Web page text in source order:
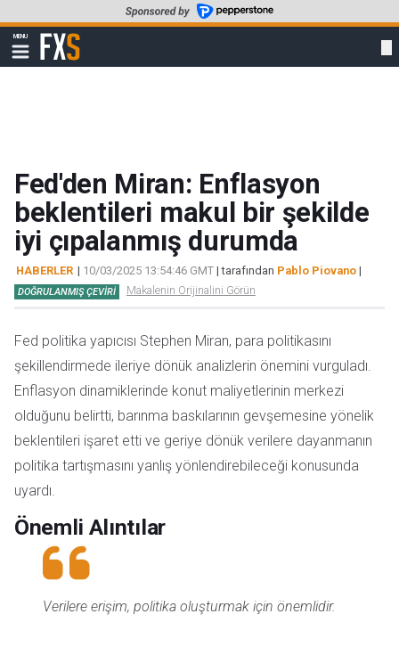
to
main
content
MENU
Show
navigation
FXStreet
Fed'den Miran: Enflasyon
beklentileri makul bir şekilde
iyi çıpalanmış durumda
HABERLER | 10/03/2025 13:54:46 GMT | tarafından Pablo Piovano |
DOĞRULANMIŞ ÇEVIRI Makalenin Orijinalini Görün
Fed politika yapıcısı Stephen Miran, para politikasını
şekillendirmede ileriye dönük analizlerin önemini vurguladı.
Enflasyon dinamiklerinde konut maliyetlerinin merkezi
olduğunu belirtti, barınma baskılarının gevşemesine yönelik
beklentileri işaret etti ve geriye dönük verilere dayanmanın
politika tartışmasını yanlış yönlendirebileceği konusunda
uyardı.
Önemli Alıntılar
Verilere erişim, politika oluşturmak için önemlidir.